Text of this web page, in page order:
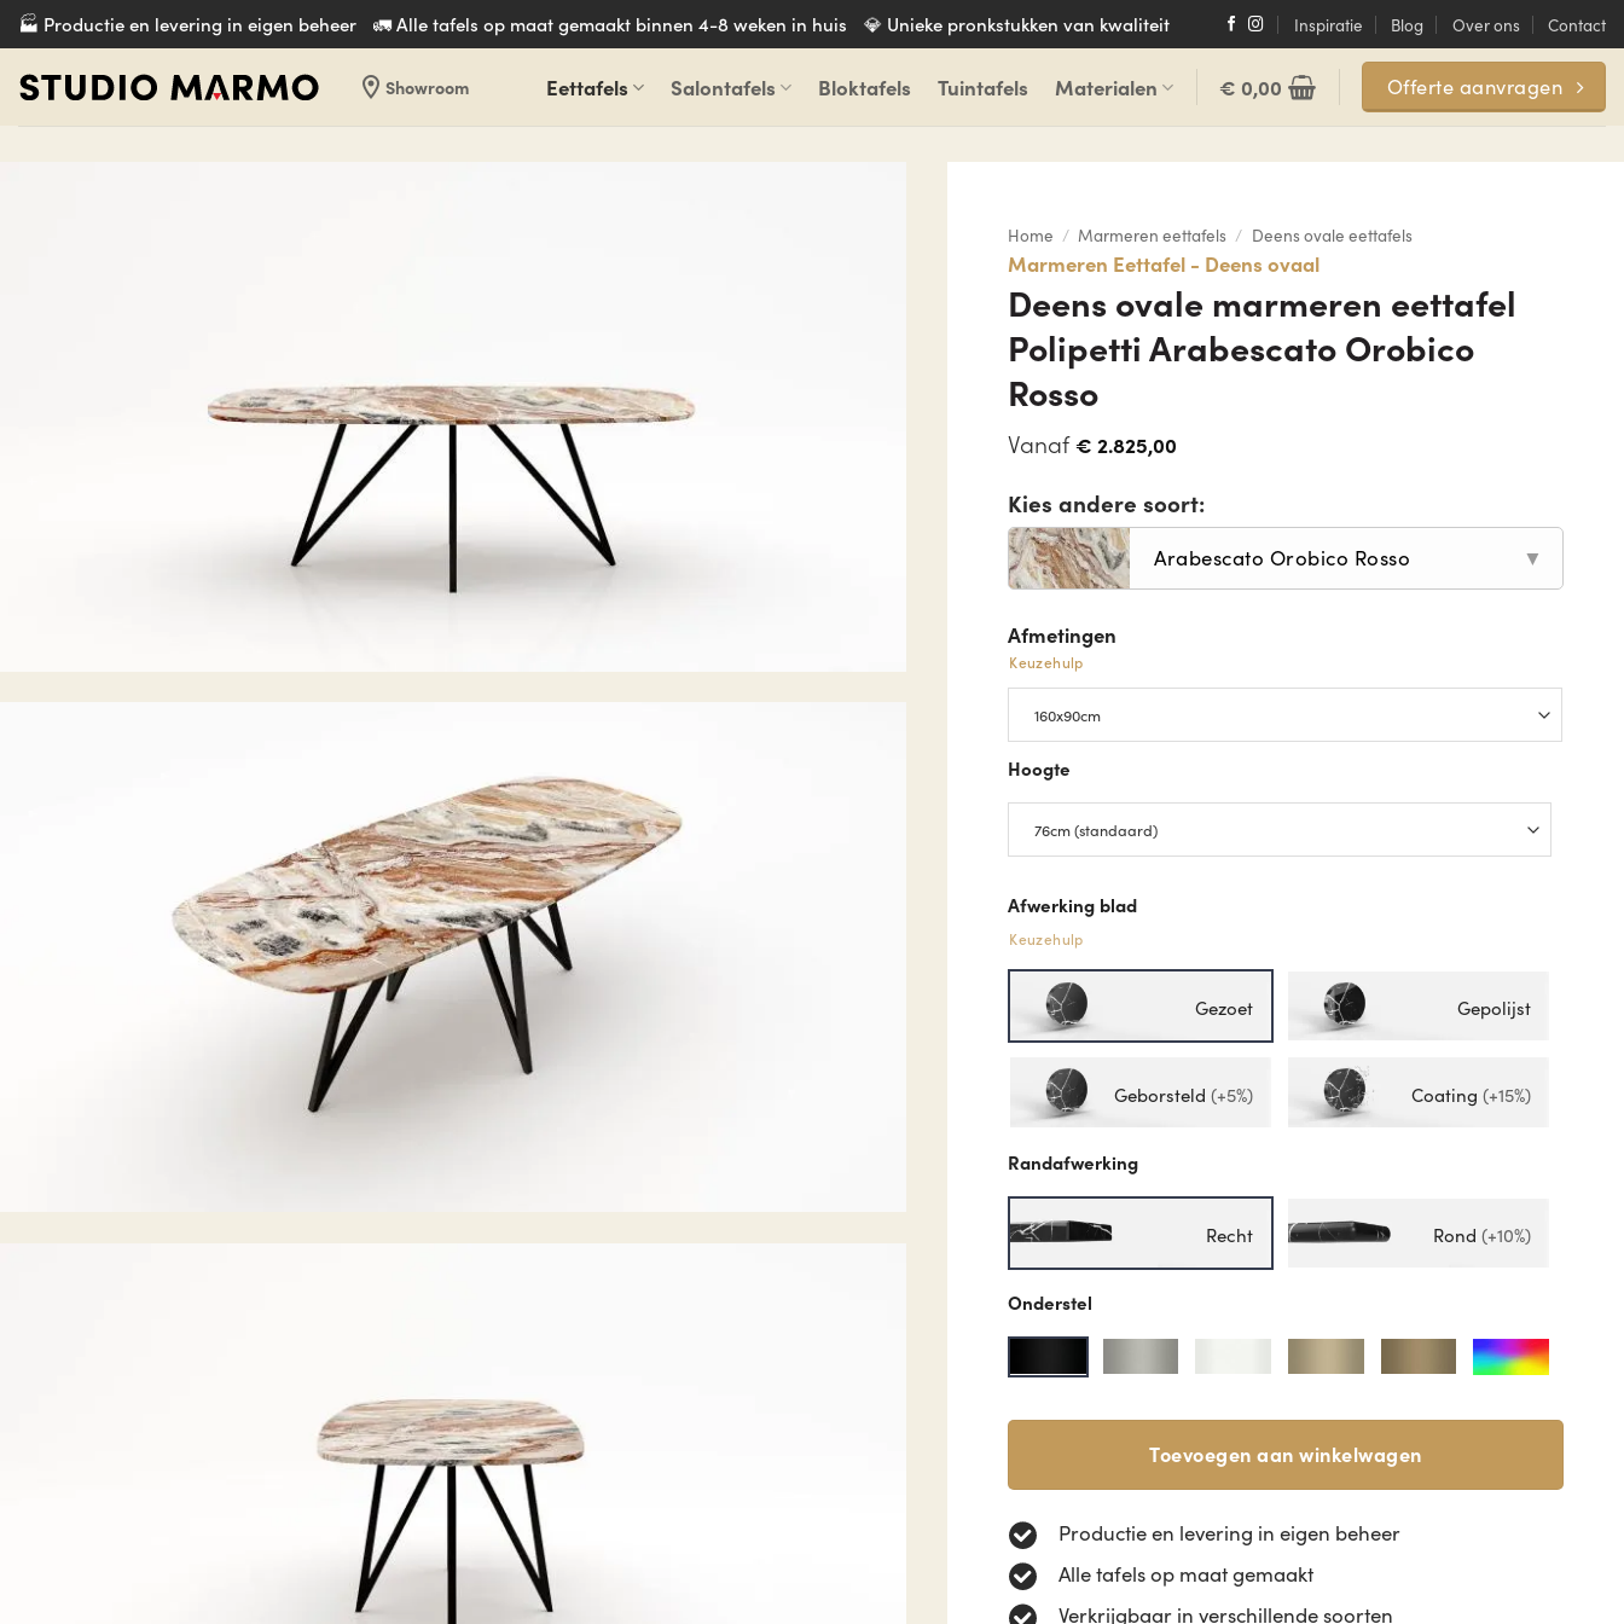
Ga
naar
inhoud
🏭 Productie en levering in eigen beheer 🚛 Alle tafels op maat gemaakt binnen 4-8 weken in huis 💎 Unieke pronkstukken van kwaliteit Inspiratie Blog Over ons Contact
location_on Showroom Eettafels Salontafels Bloktafels Tuintafels Materialen € 0,00 Offerte aanvragen
Home / Marmeren eettafels / Deens ovale eettafels
Marmeren Eettafel - Deens ovaal
Deens ovale marmeren eettafel
Polipetti Arabescato Orobico
Rosso
Vanaf€ 2.825,00
Kies andere soort:
Arabescato Orobico Rosso ▼
Afmetingen
Keuzehulp
Hoogte
Afwerking blad
Keuzehulp
Gezoet Gepolijst
Geborsteld (+5%) Coating (+15%)
Randafwerking
Recht Rond (+10%)
Onderstel
Toevoegen aan winkelwagen
Productie en levering in eigen beheer
Alle tafels op maat gemaakt
Verkrijgbaar in verschillende soorten